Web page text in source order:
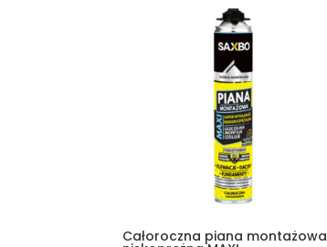
Całoroczna piana montażowa